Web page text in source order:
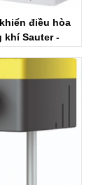
điều hòa
khí Sauter -